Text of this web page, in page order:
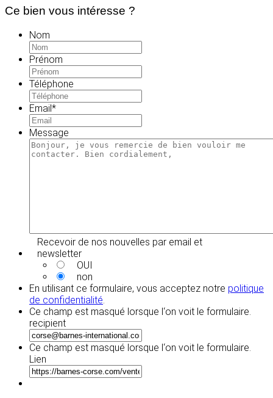
Ce bien vous intéresse ?
Nom
Prénom
Téléphone
Email*
Message
Recevoir de nos nouvelles par email et
newsletter
OUI
non
En utilisant ce formulaire, vous acceptez notre politique
de confidentialité.
Ce champ est masqué lorsque l‘on voit le formulaire.
recipient
Ce champ est masqué lorsque l‘on voit le formulaire.
Lien